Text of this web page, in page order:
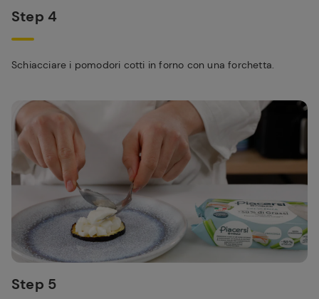
Step 4
Schiacciare i pomodori cotti in forno con una forchetta.
Step 5